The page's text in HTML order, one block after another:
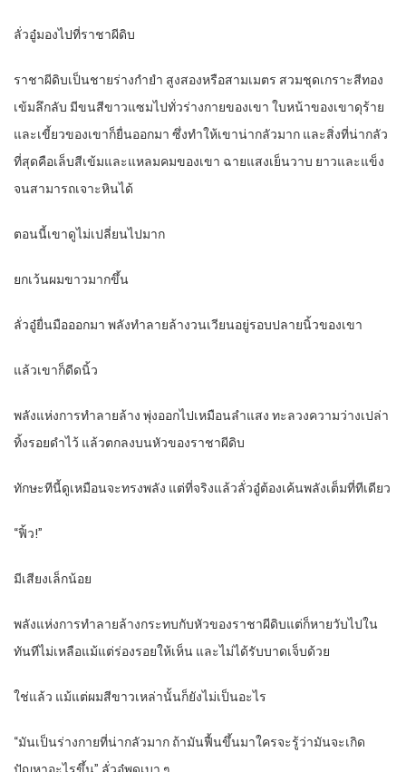
ลั่วอู๋มองไปที่ราชาผีดิบ
ราชาผีดิบเป็นชายร่างกำยำ สูงสองหรือสามเมตร สวมชุดเกราะสีทอง
เข้มลึกลับ มีขนสีขาวแซมไปทั่วร่างกายของเขา ใบหน้าของเขาดุร้าย
และเขี้ยวของเขาก็ยื่นออกมา ซึ่งทำให้เขาน่ากลัวมาก และสิ่งที่น่ากลัว
ที่สุดคือเล็บสีเข้มและแหลมคมของเขา ฉายแสงเย็นวาบ ยาวและแข็ง
จนสามารถเจาะหินได้
ตอนนี้เขาดูไม่เปลี่ยนไปมาก
ยกเว้นผมขาวมากขึ้น
ลั่วอู๋ยื่นมือออกมา พลังทำลายล้างวนเวียนอยู่รอบปลายนิ้วของเขา
แล้วเขาก็ดีดนิ้ว
พลังแห่งการทำลายล้าง พุ่งออกไปเหมือนลำแสง ทะลวงความว่างเปล่า
ทิ้งรอยดำไว้ แล้วตกลงบนหัวของราชาผีดิบ
ทักษะทีนี้ดูเหมือนจะทรงพลัง แต่ที่จริงแล้วลั่วอู๋ต้องเค้นพลังเต็มที่ทีเดียว
“ฟิ้ว!”
มีเสียงเล็กน้อย
พลังแห่งการทำลายล้างกระทบกับหัวของราชาผีดิบแต่ก็หายวับไปใน
ทันทีไม่เหลือแม้แต่ร่องรอยให้เห็น และไม่ได้รับบาดเจ็บด้วย
ใช่แล้ว แม้แต่ผมสีขาวเหล่านั้นก็ยังไม่เป็นอะไร
“มันเป็นร่างกายที่น่ากลัวมาก ถ้ามันฟื้นขึ้นมาใครจะรู้ว่ามันจะเกิด